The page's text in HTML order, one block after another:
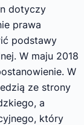
dotyczy
prawa
podstawy
W maju 2018
W
ze strony
a
który